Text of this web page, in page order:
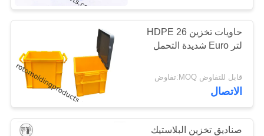
حاويات تخزين HDPE 26
لتر Euro شديدة التحمل
قابل للتفاوض MOQ:تفاوض
الاتصال
صناديق تخزين البلاستيك